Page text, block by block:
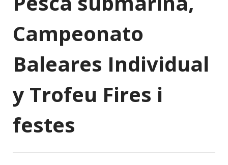
Campeonato
Baleares Individual
y Trofeu Fires i
festes